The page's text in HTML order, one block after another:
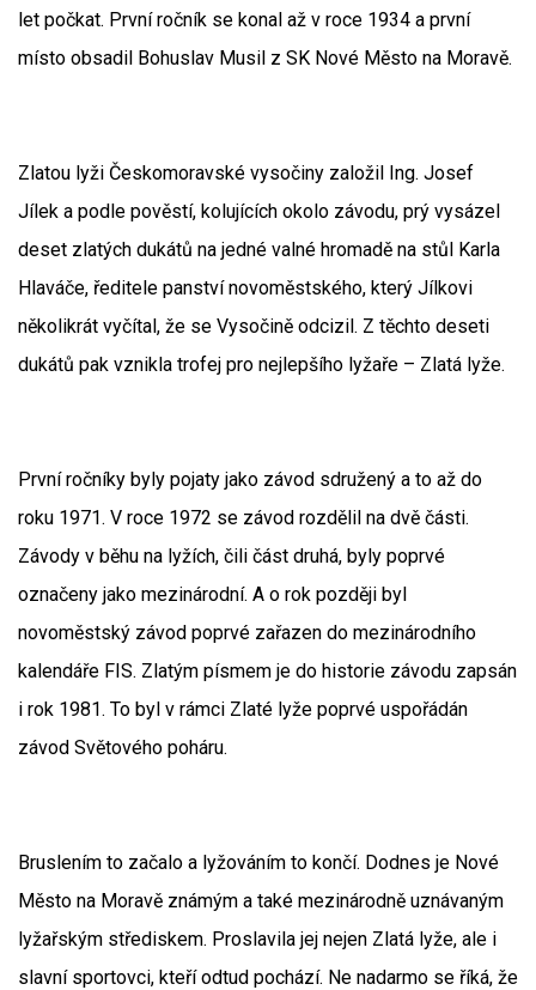
let počkat. První ročník se konal až v roce 1934 a první
místo obsadil Bohuslav Musil z SK Nové Město na Moravě.
Zlatou lyži Českomoravské vysočiny založil Ing. Josef
Jílek a podle pověstí, kolujících okolo závodu, prý vysázel
deset zlatých dukátů na jedné valné hromadě na stůl Karla
Hlaváče, ředitele panství novoměstského, který Jílkovi
několikrát vyčítal, že se Vysočině odcizil. Z těchto deseti
dukátů pak vznikla trofej pro nejlepšího lyžaře – Zlatá lyže.
První ročníky byly pojaty jako závod sdružený a to až do
roku 1971. V roce 1972 se závod rozdělil na dvě části.
Závody v běhu na lyžích, čili část druhá, byly poprvé
označeny jako mezinárodní. A o rok později byl
novoměstský závod poprvé zařazen do mezinárodního
kalendáře FIS. Zlatým písmem je do historie závodu zapsán
i rok 1981. To byl v rámci Zlaté lyže poprvé uspořádán
závod Světového poháru.
Bruslením to začalo a lyžováním to končí. Dodnes je Nové
Město na Moravě známým a také mezinárodně uznávaným
lyžařským střediskem. Proslavila jej nejen Zlatá lyže, ale i
slavní sportovci, kteří odtud pochází. Ne nadarmo se říká, že